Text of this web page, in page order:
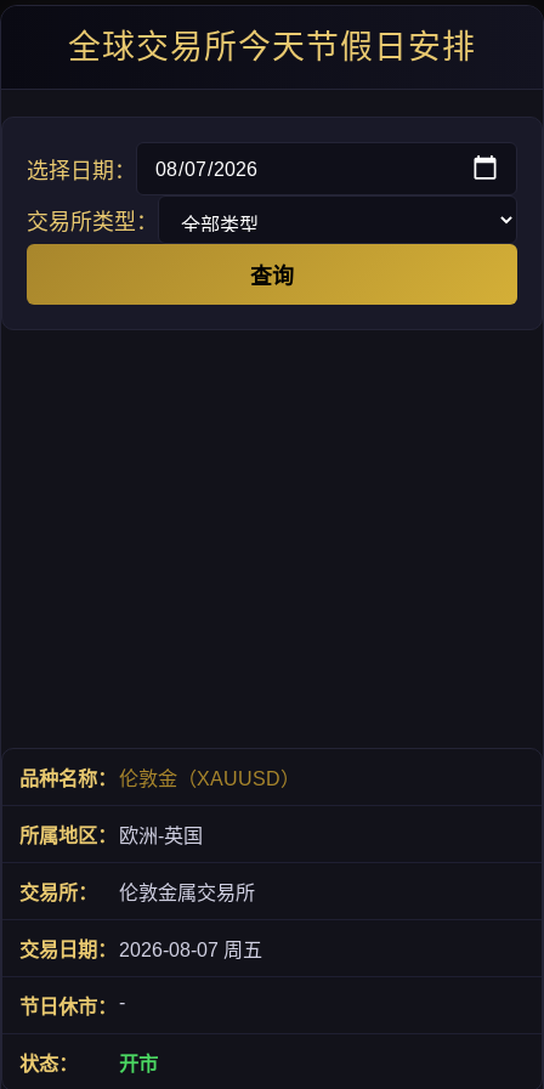
全球交易所今天节假日安排
选择日期：
交易所类型：
查询
伦敦金（XAUUSD）
欧洲-英国
伦敦金属交易所
2026-08-07 周五
-
开市